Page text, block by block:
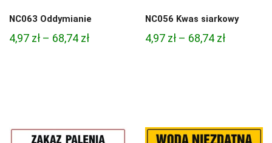
NC063 Oddymianie
4,97 zł – 68,74 złZakres
NC056 Kwas siarkowy
4,97 zł – 68,74 złZakres